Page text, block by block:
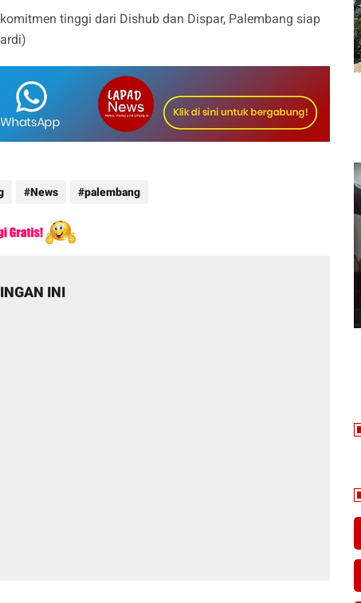
tinggi dari Dishub dan Dispar, Palembang siap
News palembang
INI